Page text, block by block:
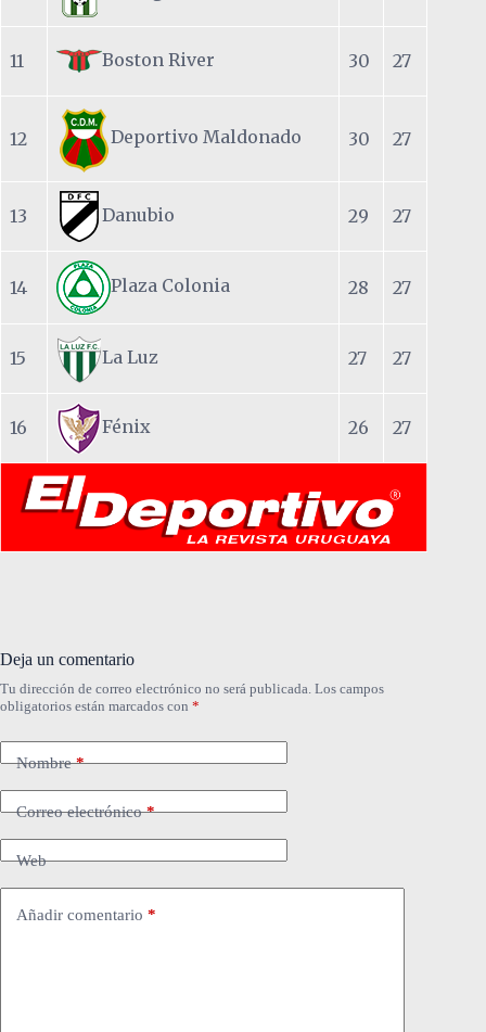
11 Boston River 30 27
12 Deportivo Maldonado 30 27
13 Danubio 29 27
14 Plaza Colonia 28 27
15 La Luz 27 27
16 Fénix 26 27
Deja un comentario
Tu dirección de correo electrónico no será publicada. Los campos
obligatorios están marcados con *
Nombre*
Correo electrónico*
Web
Añadir comentario *